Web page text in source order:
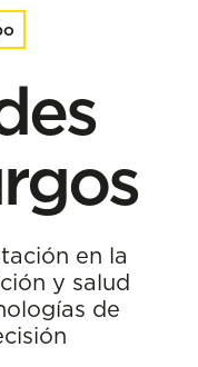
en la
y salud
de